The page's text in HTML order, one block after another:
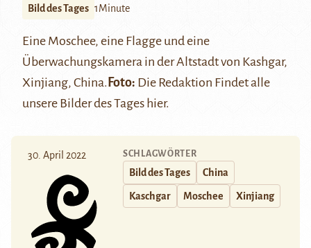
Bild des Tages 1Minute
Eine Moschee, eine Flagge und eine
Überwachungskamera in der Altstadt von Kashgar,
Xinjiang, China.Foto: Die Redaktion Findet alle
unsere Bilder des Tages hier.
30. April 2022 SCHLAGWÖRTER
Bild des Tages China
Kaschgar Moschee Xinjiang